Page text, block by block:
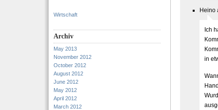
Wirtschaft
Archiv
May 2013
November 2012
October 2012
August 2012
June 2012
May 2012
April 2012
March 2012
Heino
Ich
in